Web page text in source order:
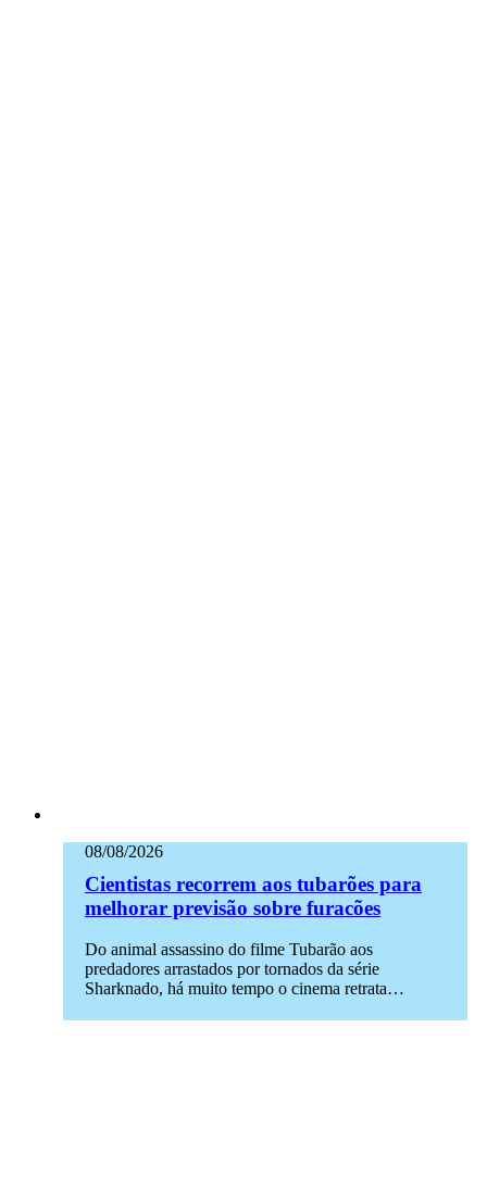
08/08/2026
Cientistas recorrem aos tubarões para
melhorar previsão sobre furacões
Do animal assassino do filme Tubarão aos
predadores arrastados por tornados da série
Sharknado, há muito tempo o cinema retrata…